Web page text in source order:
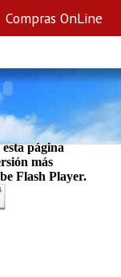
Compras OnLine
página
más
Flash Player.